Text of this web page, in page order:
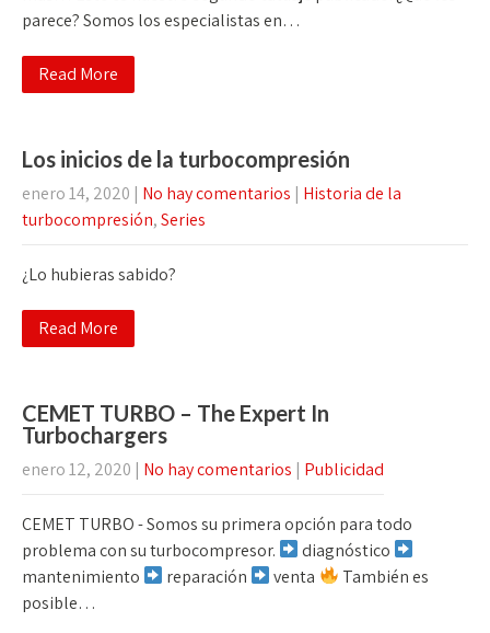
parece? Somos los especialistas en…
Read More
Los inicios de la turbocompresión
enero 14, 2020 | No hay comentarios | Historia de la
turbocompresión,Series
¿Lo hubieras sabido?
Read More
CEMET TURBO – The Expert In
Turbochargers
enero 12, 2020 | No hay comentarios | Publicidad
CEMET TURBO - Somos su primera opción para todo
problema con su turbocompresor.
diagnóstico
mantenimiento
reparación venta
También es
posible…